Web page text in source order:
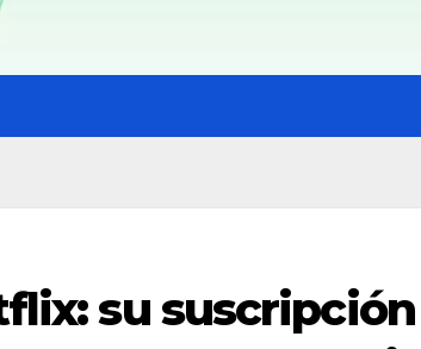
su